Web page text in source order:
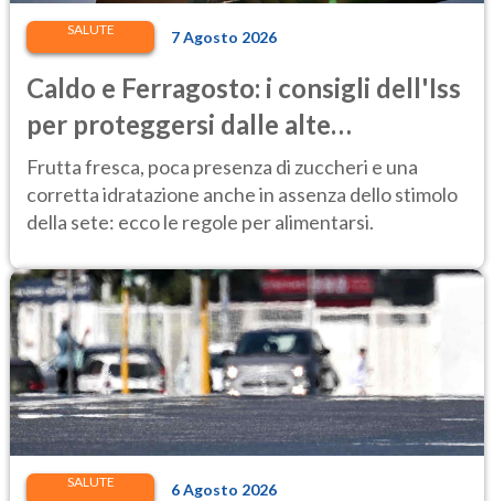
SALUTE 7 Agosto 2026
Caldo e Ferragosto: i consigli dell'Iss
per proteggersi dalle alte
temperature
Frutta fresca, poca presenza di zuccheri e una
corretta idratazione anche in assenza dello stimolo
della sete: ecco le regole per alimentarsi.
SALUTE 6 Agosto 2026